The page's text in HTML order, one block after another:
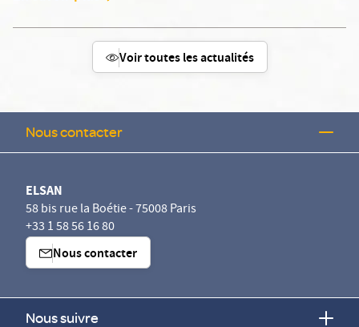
Voir toutes les actualités
Nous contacter
ELSAN
58 bis rue la Boétie - 75008 Paris
+33 1 58 56 16 80
Nous contacter
Nous suivre